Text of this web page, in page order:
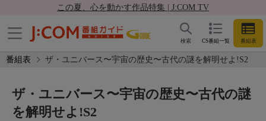
この夏、心を動かす作品特集 | J:COM TV
CS番組一覧 番組表
検索
番組表 ザ・ユニバース〜宇宙の歴史〜古代の謎を解明せよ!S2
ザ・ユニバース〜宇宙の歴史〜古代の謎
を解明せよ!S2